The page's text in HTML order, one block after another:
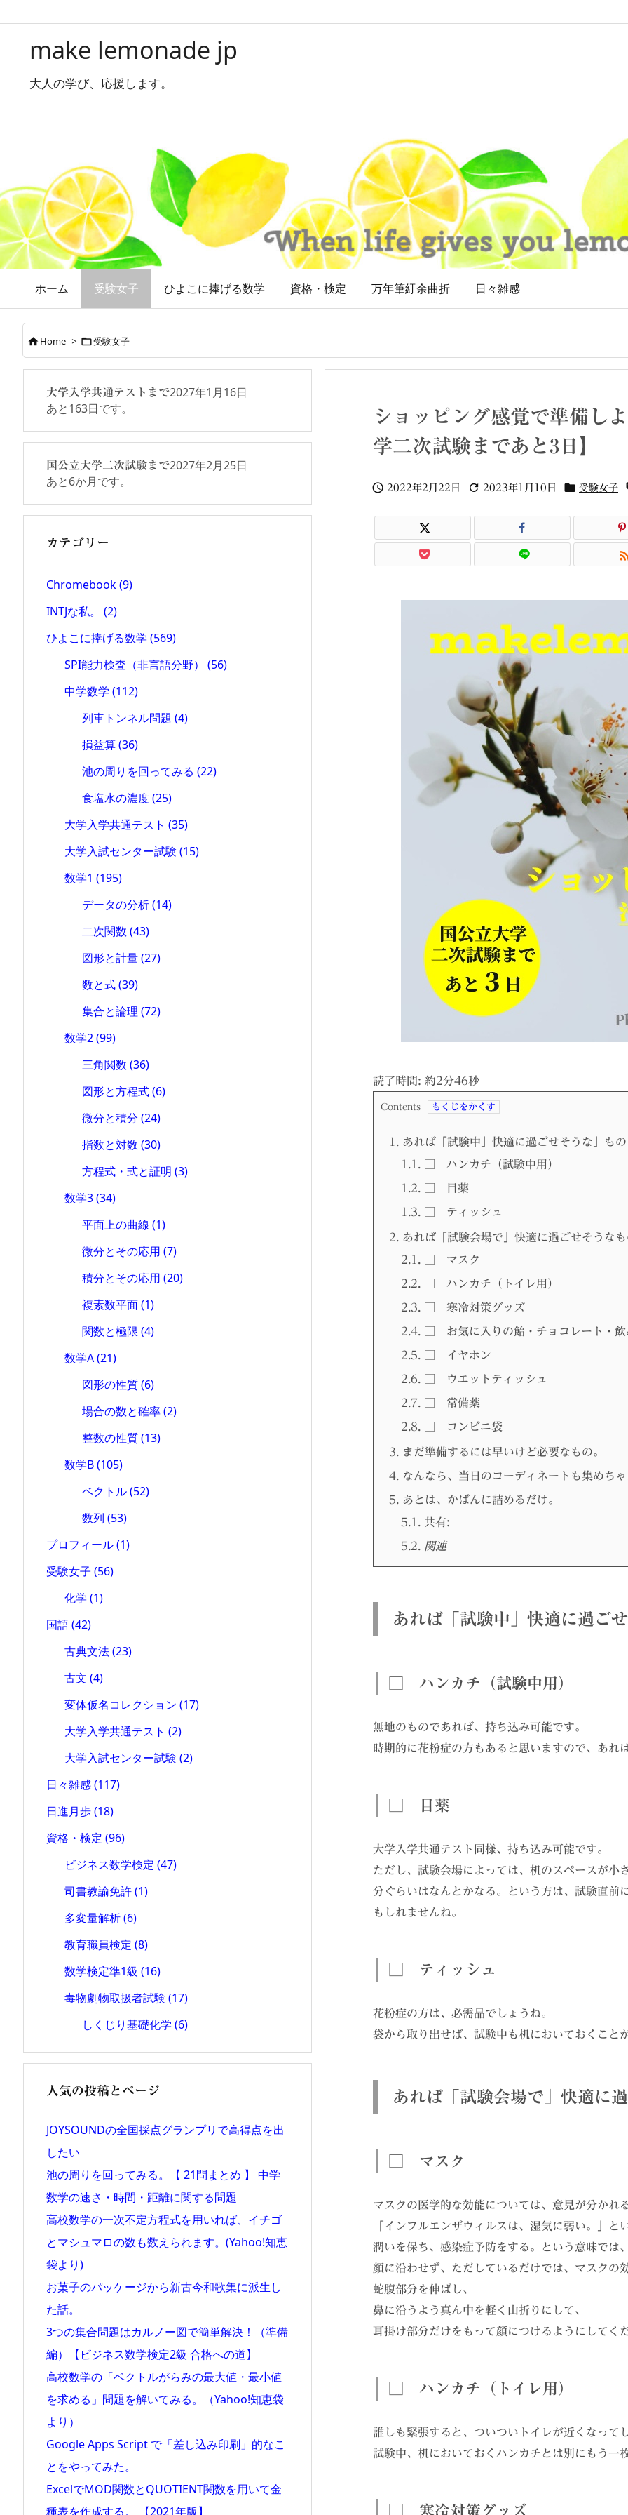
make lemonade jp
大人の学び、応援します。
ホーム 受験女子 ひよこに捧げる数学 資格・検定 万年筆紆余曲折 日々雑感
Home > 受験女子
ショッピング感覚で準備し
学二次試験まであと3日】
 2022年2月22日  2023年1月10日  受験女子
読了時間: 約2分46秒
Contents
1. あれば「試験中」快適に過ごせそうな」もの
1.1. □ ハンカチ（試験中用）
1.2. □ 目薬
1.3. □ ティッシュ
2. あれば「試験会場で」快適に過ごせそうな
2.1. □ マスク
2.2. □ ハンカチ（トイレ用）
2.3. □ 寒冷対策グッズ
2.4. □ お気に入りの飴・チョコレート・飲
2.5. □ イヤホン
2.6. □ ウエットティッシュ
2.7. □ 常備薬
2.8. □ コンビニ袋
3. まだ準備するには早いけど必要なもの。
4. なんなら、当日のコーディネートも集めち
5. あとは、かばんに詰めるだけ。
5.1. 共有:
5.2. 関連
あれば「試験中」快適に過ご
□ ハンカチ（試験中用）
無地のものであれば、持ち込み可能です。
時期的に花粉症の方もあると思いますので、あれ
□ 目薬
大学入学共通テスト同様、持ち込み可能です。
ただし、試験会場によっては、机のスペースが
分ぐらいはなんとかなる。という方は、試験直前
もしれませんね。
□ ティッシュ
花粉症の方は、必需品でしょうね。
袋から取り出せば、試験中も机においておくこと
あれば「試験会場で」快適に
□ マスク
マスクの医学的な効能については、意見が分かれ
「インフルエンザウィルスは、湿気に弱い。」
潤いを保ち、感染症予防をする。という意味では
顔に沿わせず、ただしているだけでは、マスクの
蛇腹部分を伸ばし、
鼻に沿うよう真ん中を軽く山折りにして、
耳掛け部分だけをもって顔につけるようにしてく
□ ハンカチ（トイレ用）
誰しも緊張すると、ついついトイレが近くなって
試験中、机においておくハンカチとは別にもう一
□ 寒冷対策グッズ
大学入学共通テストまで2027年1月16日
あと163日です。
国公立大学二次試験まで2027年2月25日
あと6か月です。
カテゴリー
Chromebook(9)
INTJな私。 (2)
ひよこに捧げる数学 (569)
SPI能力検査（非言語分野） (56)
中学数学 (112)
列車トンネル問題(4)
損益算(36)
池の周りを回ってみる(22)
食塩水の濃度(25)
大学入学共通テスト (35)
大学入試センター試験 (15)
数学1 (195)
データの分析(14)
二次関数(43)
図形と計量(27)
数と式(39)
集合と論理(72)
数学2(99)
三角関数(36)
図形と方程式(6)
微分と積分(24)
指数と対数(30)
方程式・式と証明(3)
数学3(34)
平面上の曲線(1)
微分とその応用(7)
積分とその応用(20)
複素数平面(1)
関数と極限(4)
数学A(21)
図形の性質(6)
場合の数と確率(2)
整数の性質(13)
数学B(105)
ベクトル(52)
数列(53)
プロフィール(1)
受験女子 (56)
化学 (1)
国語(42)
古典文法(23)
古文 (4)
変体仮名コレクション (17)
大学入学共通テスト (2)
大学入試センター試験 (2)
日々雑感(117)
日進月歩(18)
資格・検定 (96)
ビジネス数学検定 (47)
司書教諭免許(1)
多変量解析(6)
教育職員検定 (8)
数学検定準1級 (16)
毒物劇物取扱者試験 (17)
しくじり基礎化学(6)
人気の投稿とページ
JOYSOUNDの全国採点グランプリで高得点を出
したい
池の周りを回ってみる。【 21問まとめ 】 中学
数学の速さ・時間・距離に関する問題
高校数学の一次不定方程式を用いれば、イチゴ
とマシュマロの数も数えられます。(Yahoo!知恵
袋より)
お菓子のパッケージから新古今和歌集に派生し
た話。
3つの集合問題はカルノー図で簡単解決！（準備
編）【ビジネス数学検定2級 合格への道】
高校数学の「ベクトルがらみの最大値・最小値
を求める」問題を解いてみる。（Yahoo!知恵袋
より）
Google Apps Script で「差し込み印刷」的なこ
とをやってみた。
ExcelでMOD関数とQUOTIENT関数を用いて金
種表を作成する。 【2021年版】